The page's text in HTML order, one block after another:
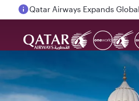
Passengers flying between